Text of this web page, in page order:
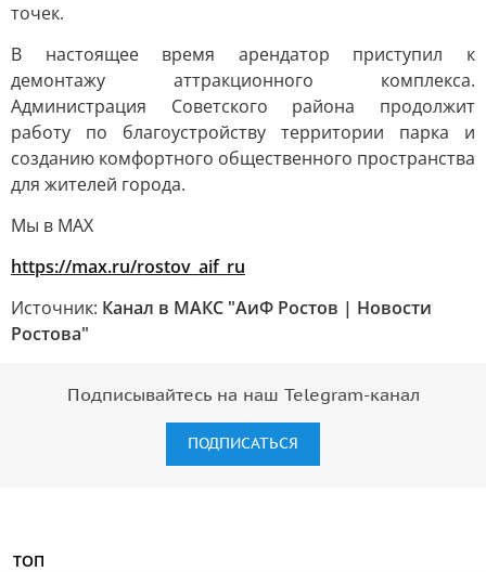
точек.
В настоящее время арендатор приступил к
демонтажу аттракционного комплекса.
Администрация Советского района продолжит
работу по благоустройству территории парка и
созданию комфортного общественного пространства
для жителей города.
Мы в MAX
https://max.ru/rostov_aif_ru
Источник: Канал в МАКС "АиФ Ростов | Новости
Ростова"
Подписывайтесь на наш Telegram-канал
ПОДПИСАТЬСЯ
ТОП